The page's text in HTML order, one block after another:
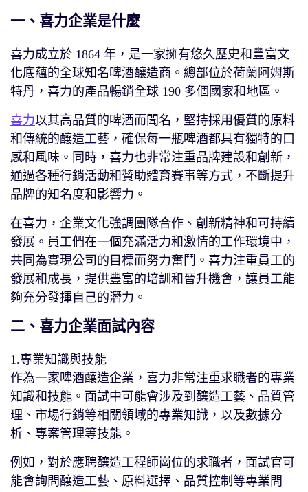
一、喜力企業是什麼
喜力成立於 1864 年，是一家擁有悠久歷史和豐富文
化底蘊的全球知名啤酒釀造商。總部位於荷蘭阿姆斯
特丹，喜力的產品暢銷全球 190 多個國家和地區。
喜力以其高品質的啤酒而聞名，堅持採用優質的原料
和傳統的釀造工藝，確保每一瓶啤酒都具有獨特的口
感和風味。同時，喜力也非常注重品牌建設和創新，
通過各種行銷活動和贊助體育賽事等方式，不斷提升
品牌的知名度和影響力。
在喜力，企業文化強調團隊合作、創新精神和可持續
發展。員工們在一個充滿活力和激情的工作環境中，
共同為實現公司的目標而努力奮鬥。喜力注重員工的
發展和成長，提供豐富的培訓和晉升機會，讓員工能
夠充分發揮自己的潛力。
二、喜力企業面試內容
1.專業知識與技能
作為一家啤酒釀造企業，喜力非常注重求職者的專業
知識和技能。面試中可能會涉及到釀造工藝、品質管
理、市場行銷等相關領域的專業知識，以及數據分
析、專案管理等技能。
例如，對於應聘釀造工程師崗位的求職者，面試官可
能會詢問釀造工藝、原料選擇、品質控制等專業問